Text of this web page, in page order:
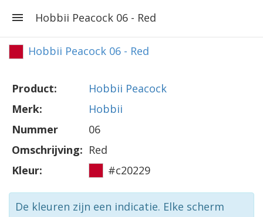
Hobbii Peacock 06 - Red
Hobbii Peacock 06 - Red
Product:
Hobbii Peacock
Merk:
Hobbii
Nummer
06
Omschrijving: Red
Kleur:
#c20229
De kleuren zijn een indicatie. Elke scherm